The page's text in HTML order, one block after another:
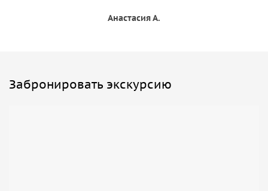
Анастасия А.
Забронировать экскурсию